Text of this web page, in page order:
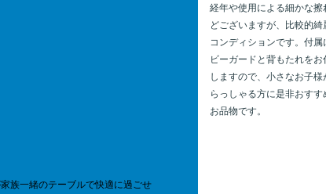
族一緒のテーブルで快適に過ごせ
経年や使用による細かな擦
どございますが、比較的綺
コンディションです。付属
ビーガードと背もたれをお
しますので、小さなお子様
らっしゃる方に是非おすす
お品物です。